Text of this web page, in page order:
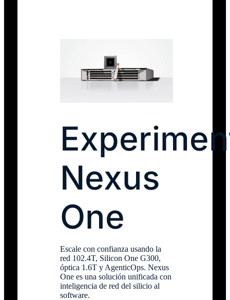
Nexus
One
Escale con confianza usando la
red 102.4T, Silicon One G300,
óptica 1.6T y AgenticOps. Nexus
One es una solución unificada con
inteligencia de red del silicio al
software.